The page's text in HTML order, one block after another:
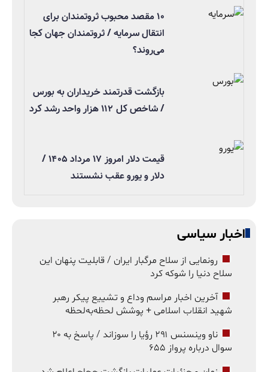
۱۰ مقصد محبوب ثروتمندان برای
انتقال سرمایه / ثروتمندان جهان کجا
می‌روند؟
بازگشت قدرتمند خریداران به بورس
/ شاخص کل ۱۱۲ هزار واحد رشد کرد
قیمت دلار امروز ۱۷ مرداد ۱۴۰۵ /
دلار و یورو عقب نشستند
اخبار سیاسی
رونمایی از سلاح مرگبار ایران / قابلیت پنهان این
سلاح دنیا را شوکه کرد
آخرین اخبار مراسم وداع و تشییع پیکر رهبر
شهید انقلاب اسلامی + پوشش لحظه‌به‌لحظه
ناو وینسنس ۲۹۱ رؤیا را سوزاند / پاسخ به ۲۰
سوال درباره پرواز ۶۵۵